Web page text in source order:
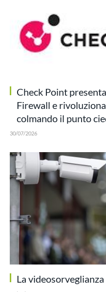
Check Point
Firewall e
colmando il punto
30/07/2026
La